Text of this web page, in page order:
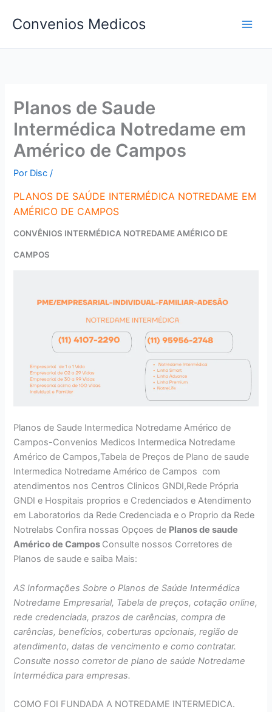
para
conteúdo
Convenios Medicos
Planos de Saude
Intermédica Notredame em
Américo de Campos
Por Disc/
PLANOS DE SAÚDE INTERMÉDICA NOTREDAME EM
AMÉRICO DE CAMPOS
CONVÊNIOS INTERMÉDICA NOTREDAME AMÉRICO DE
CAMPOS
Planos de Saude Intermedica Notredame Américo de
Campos-Convenios Medicos Intermedica Notredame
Américo de Campos,Tabela de Preços de Plano de saude
Intermedica Notredame Américo de Campos com
atendimentos nos Centros Clinicos GNDI,Rede Própria
GNDI e Hospitais proprios e Credenciados e Atendimento
em Laboratorios da Rede Credenciada e o Proprio da Rede
Notrelabs Confira nossas Opçoes de Planos de saude
Américo de Campos Consulte nossos Corretores de
Planos de saude e saiba Mais:
AS Informações Sobre o Planos de Saúde Intermédica
Notredame Empresarial, Tabela de preços, cotação online,
rede credenciada, prazos de carências, compra de
carências, benefícios, coberturas opcionais, região de
atendimento, datas de vencimento e como contratar.
Consulte nosso corretor de plano de saúde Notredame
Intermédica para empresas.
COMO FOI FUNDADA A NOTREDAME INTERMEDICA.